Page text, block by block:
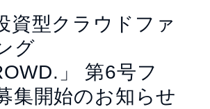
資型クラウドファ
グ
」 第6号フ
集開始のお知らせ